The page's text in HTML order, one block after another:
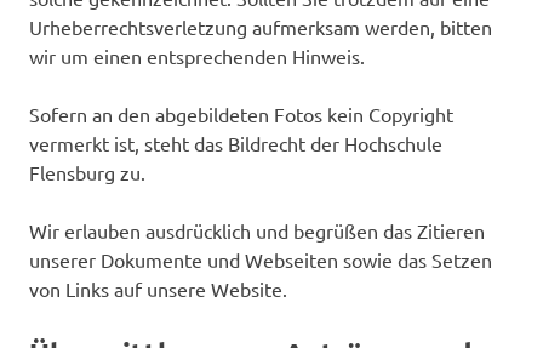
Urheberrechtsverletzung aufmerksam werden, bitten
wir um einen entsprechenden Hinweis.
Sofern an den abgebildeten Fotos kein Copyright
vermerkt ist, steht das Bildrecht der Hochschule
Flensburg zu.
Wir erlauben ausdrücklich und begrüßen das Zitieren
unserer Dokumente und Webseiten sowie das Setzen
von Links auf unsere Website.